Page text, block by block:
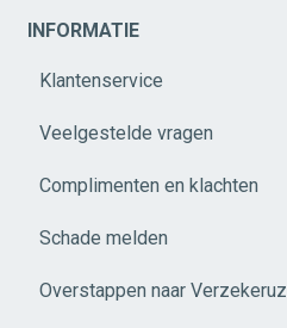
INFORMATIE
Klantenservice
Veelgestelde vragen
Complimenten en klachten
Schade melden
Overstappen naar